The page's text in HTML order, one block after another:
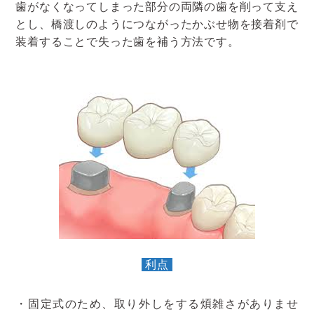
歯がなくなってしまった部分の両隣の歯を削って支え
とし、橋渡しのようにつながったかぶせ物を接着剤で
装着することで失った歯を補う方法です。
利点
・固定式のため、取り外しをする煩雑さがありませ